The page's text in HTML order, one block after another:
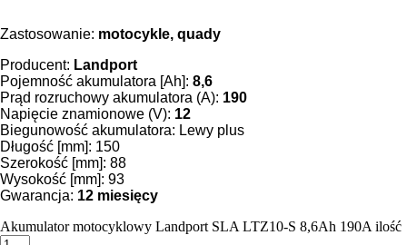
Zastosowanie: motocykle, quady
Producent: Landport
Pojemność akumulatora [Ah]: 8,6
Prąd rozruchowy akumulatora (A): 190
Napięcie znamionowe (V): 12
Biegunowość akumulatora: Lewy plus
Długość [mm]: 150
Szerokość [mm]: 88
Wysokość [mm]: 93
Gwarancja: 12 miesięcy
Akumulator motocyklowy Landport SLA LTZ10-S 8,6Ah 190A ilość